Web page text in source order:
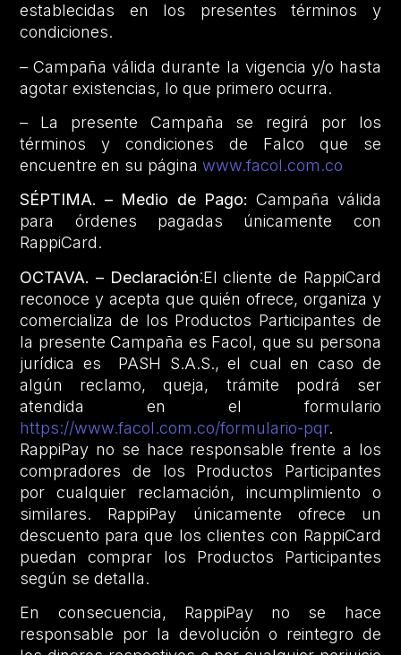
establecidas en los presentes términos y
condiciones.
– Campaña válida durante la vigencia y/o hasta
agotar existencias, lo que primero ocurra.
– La presente Campaña se regirá por los
términos y condiciones de Falco que se
encuentre en su páginawww.facol.com.co
SÉPTIMA. – Medio de Pago: Campaña válida
para órdenes pagadas únicamente con
RappiCard.
OCTAVA. – Declaración:El cliente de RappiCard
reconoce y acepta que quién ofrece, organiza y
comercializa de los Productos Participantes de
la presente Campaña es Facol, que su persona
jurídica es PASH S.A.S., el cual en caso de
algún reclamo, queja, trámite podrá ser
atendida en el formulario
https://www.facol.com.co/formulario-pqr.
RappiPay no se hace responsable frente a los
compradores de los Productos Participantes
por cualquier reclamación, incumplimiento o
similares. RappiPay únicamente ofrece un
descuento para que los clientes con RappiCard
puedan comprar los Productos Participantes
según se detalla.
En consecuencia, RappiPay no se hace
responsable por la devolución o reintegro de